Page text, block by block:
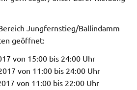
Jungfernstieg/Ballindamm
geöffnet:
von 15:00 bis 24:00 Uhr
von 11:00 bis 24:00 Uhr
von 11:00 bis 22:00 Uhr